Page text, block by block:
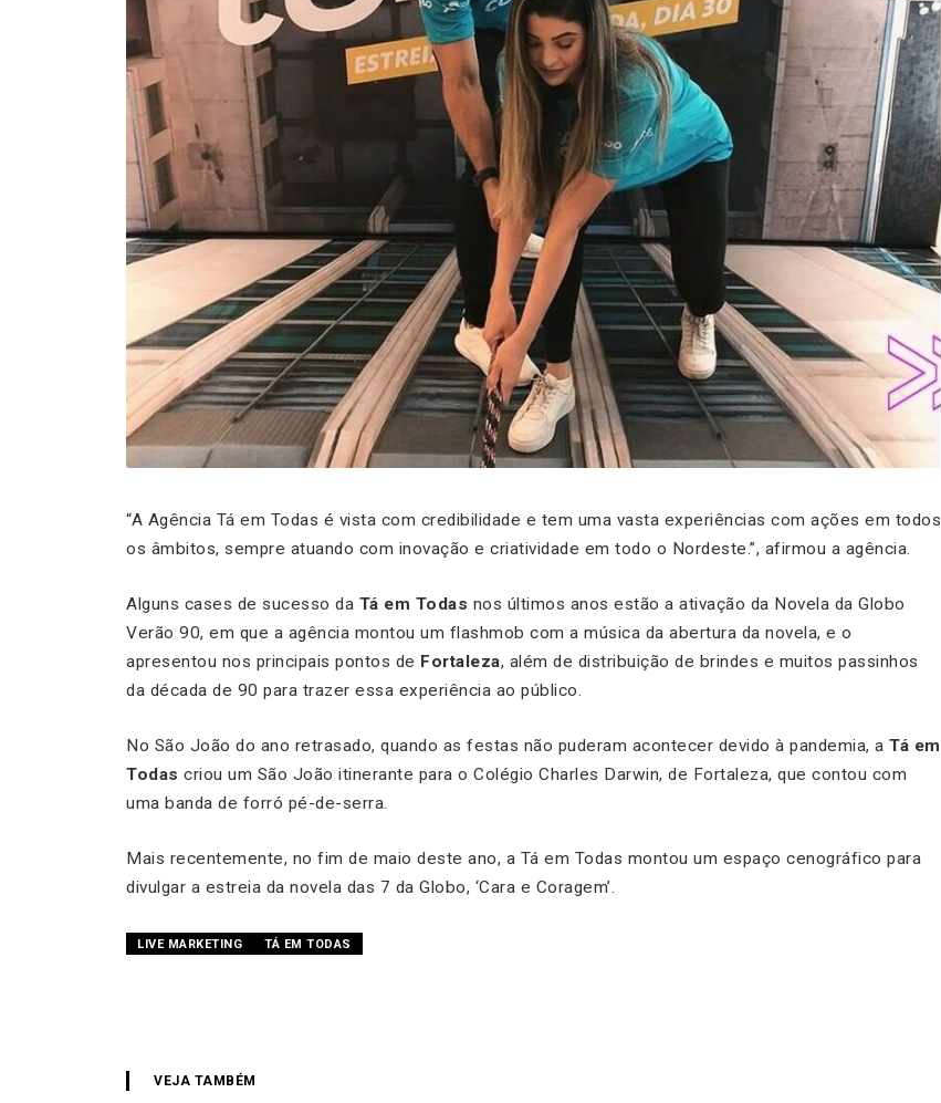
“A Agência Tá em Todas é vista com credibilidade e tem uma vasta experiências com ações em todos
os âmbitos, sempre atuando com inovação e criatividade em todo o Nordeste.”, afirmou a agência.
Alguns cases de sucesso da Tá em Todas nos últimos anos estão a ativação da Novela da Globo
Verão 90, em que a agência montou um flashmob com a música da abertura da novela, e o
apresentou nos principais pontos de Fortaleza, além de distribuição de brindes e muitos passinhos
da década de 90 para trazer essa experiência ao público.
No São João do ano retrasado, quando as festas não puderam acontecer devido à pandemia, a Tá em
Todas criou um São João itinerante para o Colégio Charles Darwin, de Fortaleza, que contou com
uma banda de forró pé-de-serra.
Mais recentemente, no fim de maio deste ano, a Tá em Todas montou um espaço cenográfico para
divulgar a estreia da novela das 7 da Globo, ‘Cara e Coragem’.
LIVE MARKETING TÁ EM TODAS
VEJA TAMBÉM